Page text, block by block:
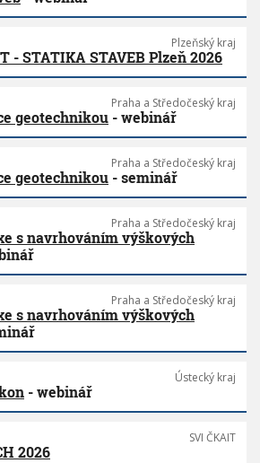
Plzeňský kraj
- STATIKA STAVEB Plzeň 2026
Praha a Středočeský kraj
geotechnikou - webinář
Praha a Středočeský kraj
geotechnikou - seminář
Praha a Středočeský kraj
s navrhováním výškových
Praha a Středočeský kraj
s navrhováním výškových
Ústecký kraj
- webinář
SVI ČKAIT
2026